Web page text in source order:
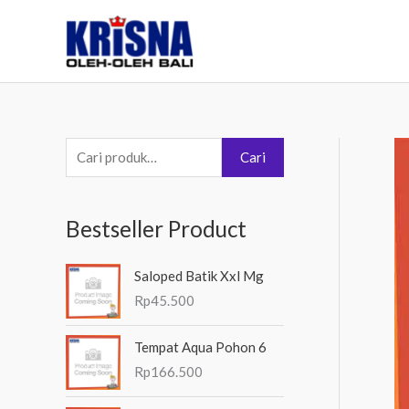
e
c
a
i
a
u
Cari
Bestseller Product
Saloped Batik Xxl Mg
Rp45.500
Tempat Aqua Pohon 6
Rp166.500